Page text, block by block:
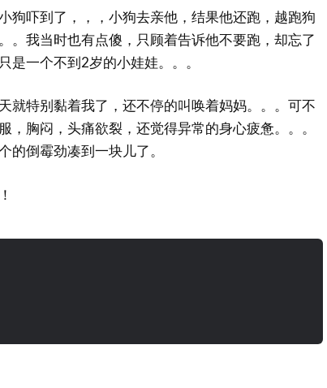
狗吓到了，，，小狗去亲他，结果他还跑，越跑狗
。我当时也有点傻，只顾着告诉他不要跑，却忘了
是一个不到2岁的小娃娃。。。
就特别黏着我了，还不停的叫唤着妈妈。。。可不
，胸闷，头痛欲裂，还觉得异常的身心疲惫。。。
的倒霉劲凑到一块儿了。